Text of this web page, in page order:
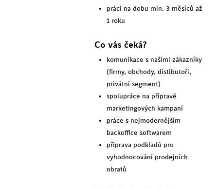
práci na dobu min. 3 měsíců až
1 roku
Co vás čeká?
komunikace s našimi zákazníky
(firmy, obchody, distibutoři,
privátní segment)
spolupráce na přípravě
marketingových kampaní
práce s nejmodernějším
backoffice softwarem
příprava podkladů pro
vyhodnocování prodejních
obratů